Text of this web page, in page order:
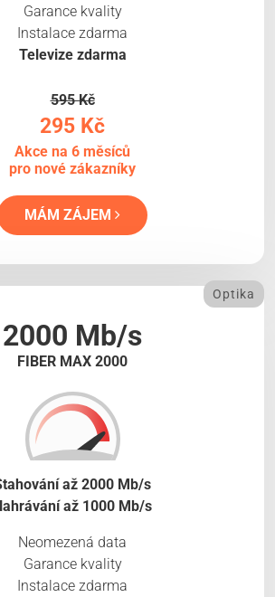
Garance kvality
Instalace zdarma
Televize zdarma
595 Kč
295 Kč
Akce na 6 měsíců
pro nové zákazníky
MÁM ZÁJEM
2000 Mb/s
FIBER MAX 2000
Optika
až 2000 Mb/s
až 1000 Mb/s
Neomezená data
Garance kvality
Instalace zdarma